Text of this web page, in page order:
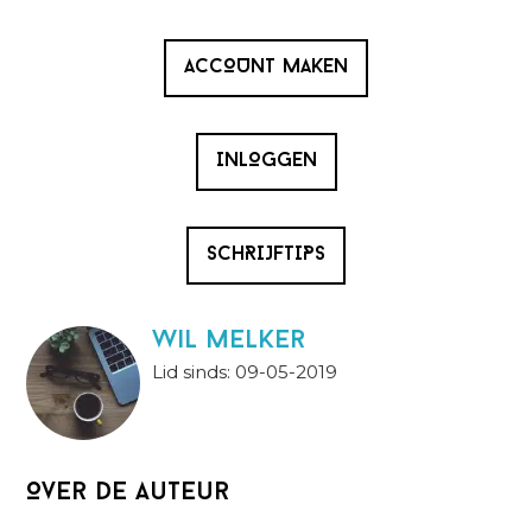
ACCOUNT MAKEN
INLOGGEN
SCHRIJFTIPS
wil melker
Lid sinds: 09-05-2019
Over de auteur